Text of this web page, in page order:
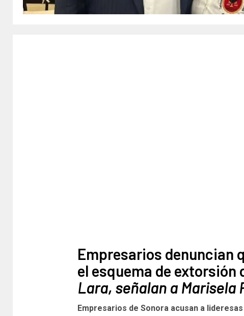
Empresarios denuncian
el esquema de extorsión
Lara, señalan a Marisela
Empresarios de Sonora acusan a